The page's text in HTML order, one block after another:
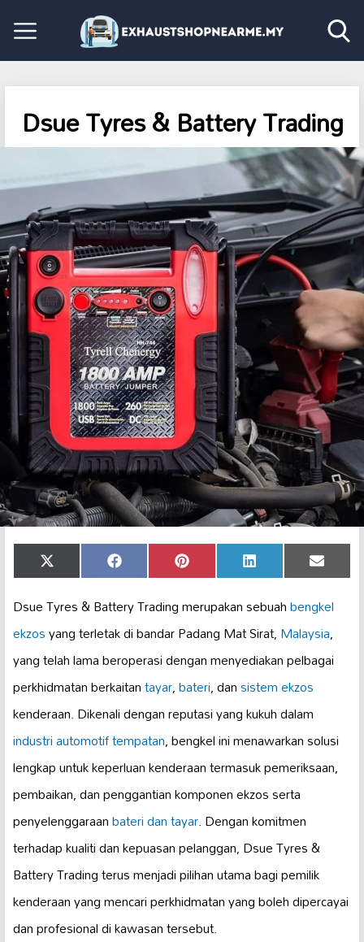
Dsue Tyres & Battery Trading
Share
on
X
(Twitter)
Share
on
Facebook Share
on
Pinterest Share
on
LinkedIn Share
on
Email
Dsue Tyres & Battery Trading merupakan sebuahbengkel
ekzosyang terletak di bandar Padang Mat Sirat,Malaysia,
yang telah lama beroperasi dengan menyediakan pelbagai
perkhidmatan berkaitantayar,bateri, dansistem ekzos
kenderaan. Dikenali dengan reputasi yang kukuh dalam
industri automotif tempatan, bengkel ini menawarkan solusi
lengkap untuk keperluan kenderaan termasuk pemeriksaan,
pembaikan, dan penggantian komponen ekzos serta
penyelenggaraanbateri dan tayar. Dengan komitmen
terhadap kualiti dan kepuasan pelanggan, Dsue Tyres &
Battery Trading terus menjadi pilihan utama bagi pemilik
kenderaan yang mencari perkhidmatan yang boleh dipercayai
dan profesional di kawasan tersebut.